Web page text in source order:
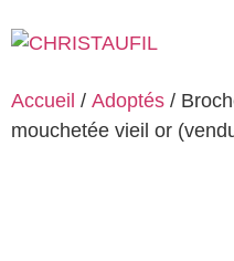
Accueil / Adoptés /
mouchetée vieil or